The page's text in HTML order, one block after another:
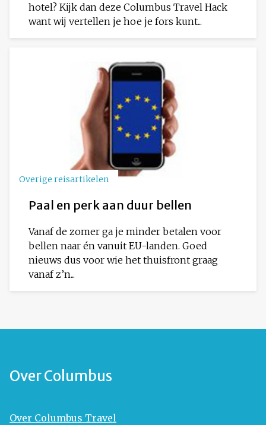
hotel? Kijk dan deze Columbus Travel Hack
want wij vertellen je hoe je fors kunt...
Overige reisartikelen
Paal en perk aan duur bellen
Vanaf de zomer ga je minder betalen voor
bellen naar én vanuit EU-landen. Goed
nieuws dus voor wie het thuisfront graag
vanaf z’n...
Over Columbus
Over Columbus Travel